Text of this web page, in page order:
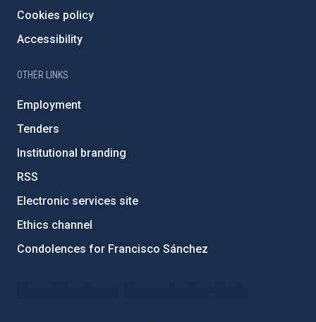
Cookies policy
Accessibility
OTHER LINKS
Employment
Tenders
Institutional branding
RSS
Electronic services site
Ethics channel
Condolences for Francisco Sánchez